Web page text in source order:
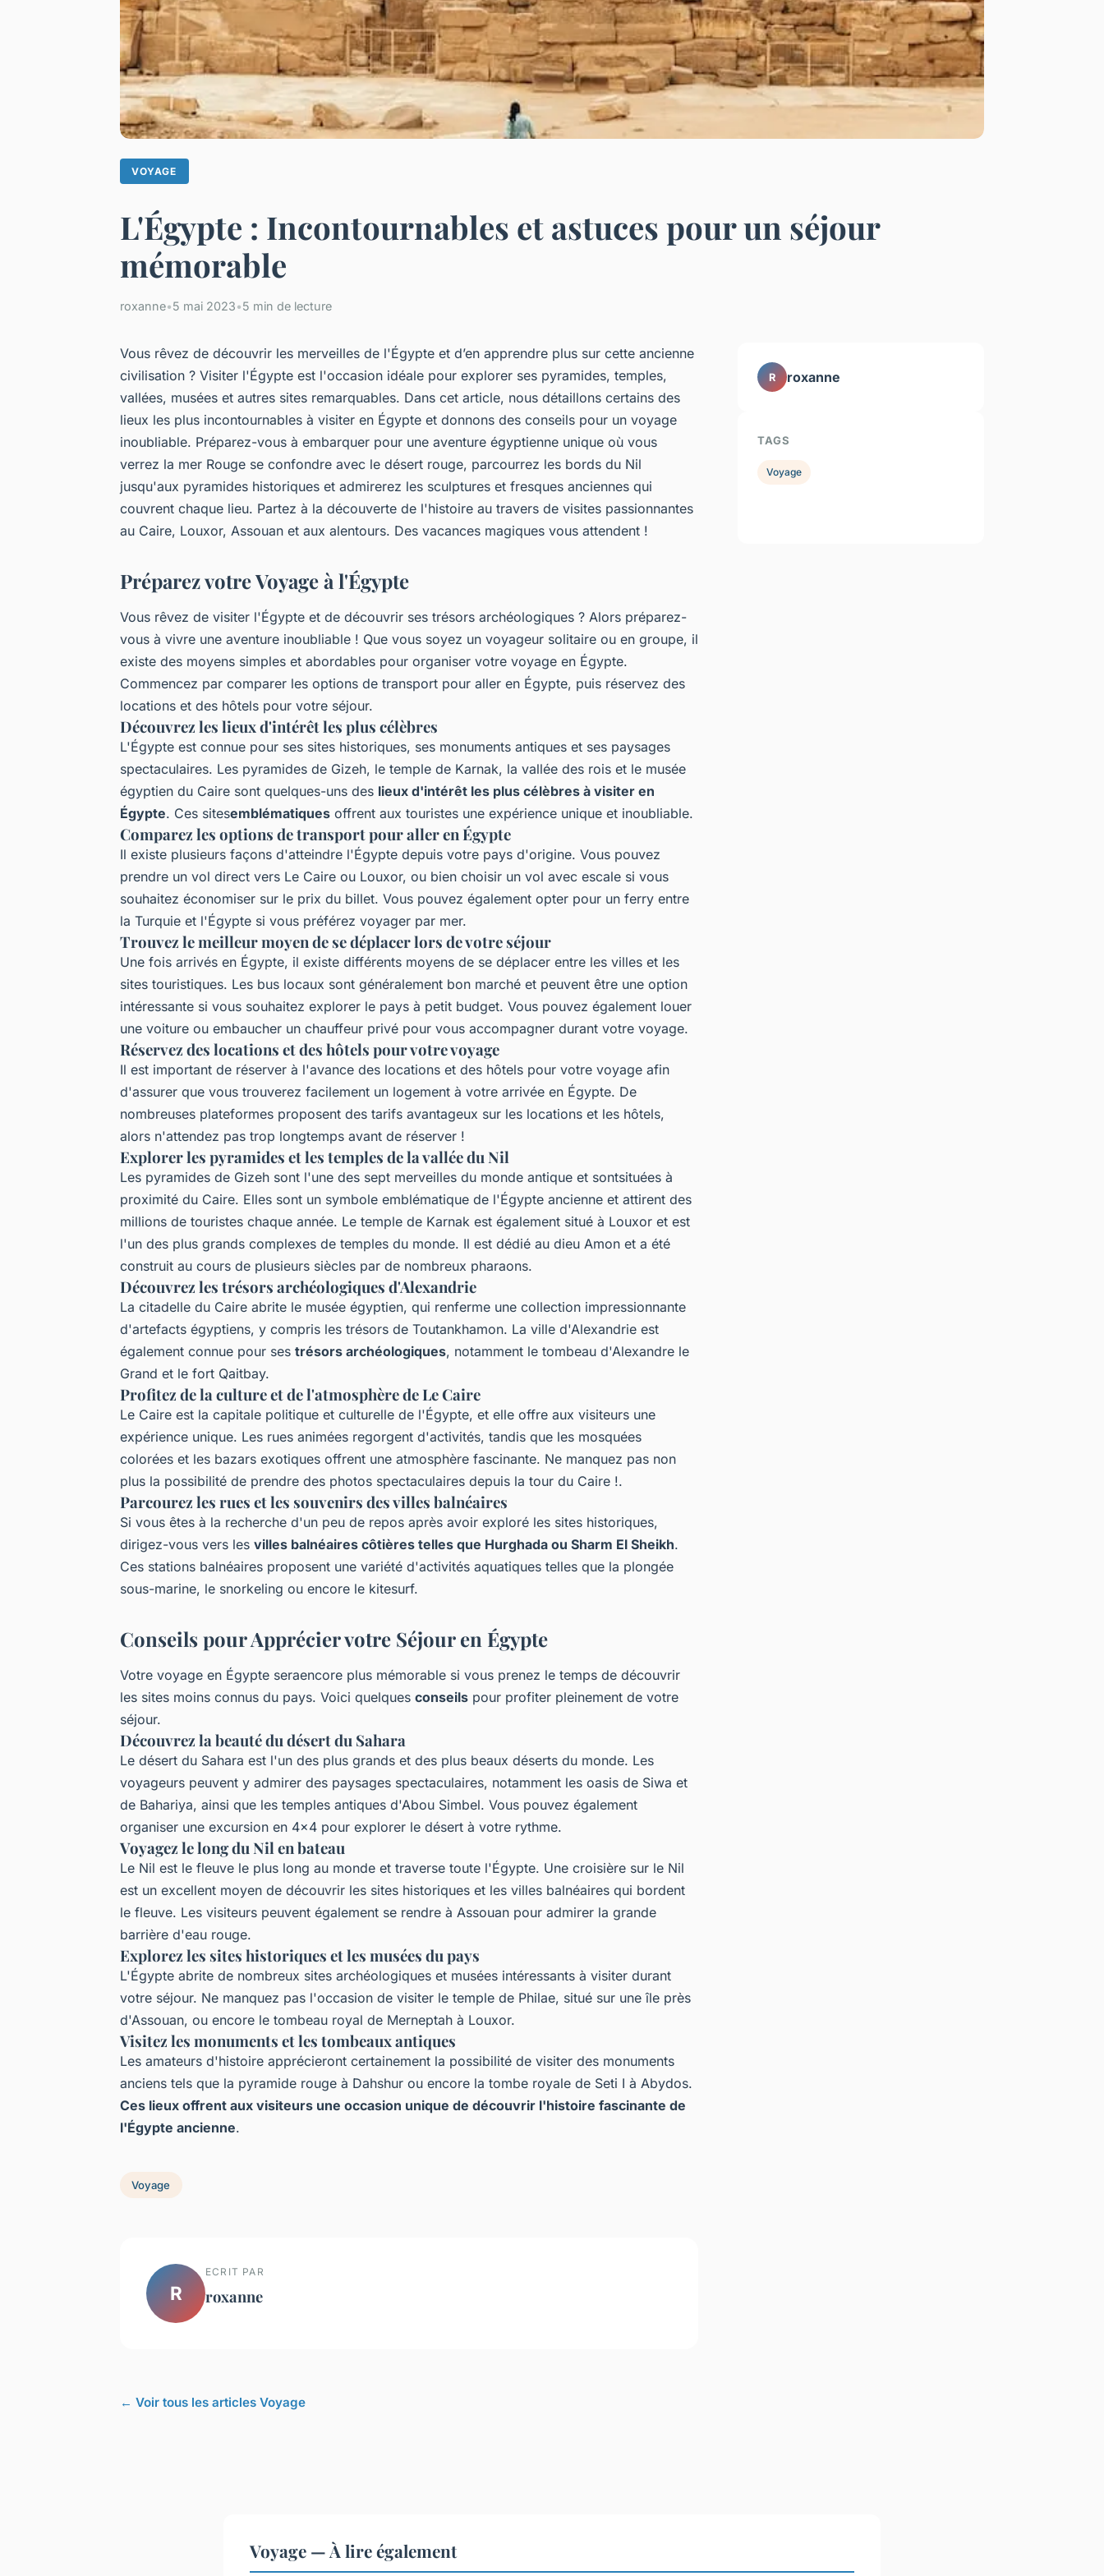
VOYAGE
L'Égypte : Incontournables et astuces pour un séjour
mémorable
roxanne•5 mai 2023•5 min de lecture
Vous rêvez de découvrir les merveilles de l'Égypte et d’en apprendre plus sur cette ancienne
civilisation ? Visiter l'Égypte est l'occasion idéale pour explorer ses pyramides, temples,
vallées, musées et autres sites remarquables. Dans cet article, nous détaillons certains des
lieux les plus incontournables à visiter en Égypte et donnons des conseils pour un voyage
inoubliable. Préparez-vous à embarquer pour une aventure égyptienne unique où vous
verrez la mer Rouge se confondre avec le désert rouge, parcourrez les bords du Nil
jusqu'aux pyramides historiques et admirerez les sculptures et fresques anciennes qui
couvrent chaque lieu. Partez à la découverte de l'histoire au travers de visites passionnantes
au Caire, Louxor, Assouan et aux alentours. Des vacances magiques vous attendent !
Préparez votre Voyage à l'Égypte
Vous rêvez de visiter l'Égypte et de découvrir ses trésors archéologiques ? Alors préparez-
vous à vivre une aventure inoubliable ! Que vous soyez un voyageur solitaire ou en groupe, il
existe des moyens simples et abordables pour organiser votre voyage en Égypte.
Commencez par comparer les options de transport pour aller en Égypte, puis réservez des
locations et des hôtels pour votre séjour.
Découvrez les lieux d'intérêt les plus célèbres
L'Égypte est connue pour ses sites historiques, ses monuments antiques et ses paysages
spectaculaires. Les pyramides de Gizeh, le temple de Karnak, la vallée des rois et le musée
égyptien du Caire sont quelques-uns des lieux d'intérêt les plus célèbres à visiter en
Égypte. Ces sitesemblématiques offrent aux touristes une expérience unique et inoubliable.
Comparez les options de transport pour aller en Égypte
Il existe plusieurs façons d'atteindre l'Égypte depuis votre pays d'origine. Vous pouvez
prendre un vol direct vers Le Caire ou Louxor, ou bien choisir un vol avec escale si vous
souhaitez économiser sur le prix du billet. Vous pouvez également opter pour un ferry entre
la Turquie et l'Égypte si vous préférez voyager par mer.
Trouvez le meilleur moyen de se déplacer lors de votre séjour
Une fois arrivés en Égypte, il existe différents moyens de se déplacer entre les villes et les
sites touristiques. Les bus locaux sont généralement bon marché et peuvent être une option
intéressante si vous souhaitez explorer le pays à petit budget. Vous pouvez également louer
une voiture ou embaucher un chauffeur privé pour vous accompagner durant votre voyage.
Réservez des locations et des hôtels pour votre voyage
Il est important de réserver à l'avance des locations et des hôtels pour votre voyage afin
d'assurer que vous trouverez facilement un logement à votre arrivée en Égypte. De
nombreuses plateformes proposent des tarifs avantageux sur les locations et les hôtels,
alors n'attendez pas trop longtemps avant de réserver !
Explorer les pyramides et les temples de la vallée du Nil
Les pyramides de Gizeh sont l'une des sept merveilles du monde antique et sontsituées à
proximité du Caire. Elles sont un symbole emblématique de l'Égypte ancienne et attirent des
millions de touristes chaque année. Le temple de Karnak est également situé à Louxor et est
l'un des plus grands complexes de temples du monde. Il est dédié au dieu Amon et a été
construit au cours de plusieurs siècles par de nombreux pharaons.
Découvrez les trésors archéologiques d'Alexandrie
La citadelle du Caire abrite le musée égyptien, qui renferme une collection impressionnante
d'artefacts égyptiens, y compris les trésors de Toutankhamon. La ville d'Alexandrie est
également connue pour ses trésors archéologiques, notamment le tombeau d'Alexandre le
Grand et le fort Qaitbay.
Profitez de la culture et de l'atmosphère de Le Caire
Le Caire est la capitale politique et culturelle de l'Égypte, et elle offre aux visiteurs une
expérience unique. Les rues animées regorgent d'activités, tandis que les mosquées
colorées et les bazars exotiques offrent une atmosphère fascinante. Ne manquez pas non
plus la possibilité de prendre des photos spectaculaires depuis la tour du Caire !.
Parcourez les rues et les souvenirs des villes balnéaires
Si vous êtes à la recherche d'un peu de repos après avoir exploré les sites historiques,
dirigez-vous vers les villes balnéaires côtières telles que Hurghada ou Sharm El Sheikh.
Ces stations balnéaires proposent une variété d'activités aquatiques telles que la plongée
sous-marine, le snorkeling ou encore le kitesurf.
Conseils pour Apprécier votre Séjour en Égypte
Votre voyage en Égypte seraencore plus mémorable si vous prenez le temps de découvrir
les sites moins connus du pays. Voici quelques conseils pour profiter pleinement de votre
séjour.
Découvrez la beauté du désert du Sahara
Le désert du Sahara est l'un des plus grands et des plus beaux déserts du monde. Les
voyageurs peuvent y admirer des paysages spectaculaires, notamment les oasis de Siwa et
de Bahariya, ainsi que les temples antiques d'Abou Simbel. Vous pouvez également
organiser une excursion en 4x4 pour explorer le désert à votre rythme.
Voyagez le long du Nil en bateau
Le Nil est le fleuve le plus long au monde et traverse toute l'Égypte. Une croisière sur le Nil
est un excellent moyen de découvrir les sites historiques et les villes balnéaires qui bordent
le fleuve. Les visiteurs peuvent également se rendre à Assouan pour admirer la grande
barrière d'eau rouge.
Explorez les sites historiques et les musées du pays
L'Égypte abrite de nombreux sites archéologiques et musées intéressants à visiter durant
votre séjour. Ne manquez pas l'occasion de visiter le temple de Philae, situé sur une île près
d'Assouan, ou encore le tombeau royal de Merneptah à Louxor.
Visitez les monuments et les tombeaux antiques
Les amateurs d'histoire apprécieront certainement la possibilité de visiter des monuments
anciens tels que la pyramide rouge à Dahshur ou encore la tombe royale de Seti I à Abydos.
Ces lieux offrent aux visiteurs une occasion unique de découvrir l'histoire fascinante de
l'Égypte ancienne.
Voyage
R
ECRIT PAR
roxanne
← Voir tous les articles Voyage
R roxanne
TAGS
Voyage
Voyage — À lire également